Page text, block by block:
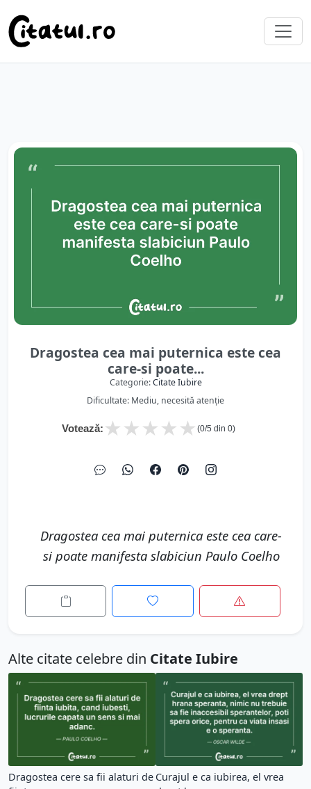
Dragostea cea mai puternica este cea
care-si poate...
Categorie:Citate Iubire
Dificultate: Mediu, necesită atenție
Votează: ★
★
★
★
★ (0/5 din 0)
Dragostea cea mai puternica este cea care-
si poate manifesta slabiciun Paulo Coelho
Alte citate celebre din Citate Iubire
Dragostea cere sa fii alaturi de Curajul e ca iubirea, el vrea